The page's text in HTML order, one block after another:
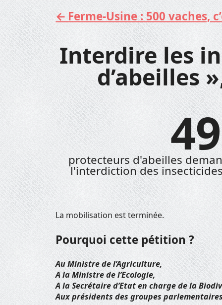
Aller
au
contenu
Ferme-Usine : 500 vaches,
Interdire les
d’abeilles
protecteurs d'abeilles
l'interdiction des
La mobilisation est terminée.
Pourquoi cette pétition ?
Au Ministre de l’Agriculture,
A la Ministre de l’Ecologie,
A la Secrétaire d’Etat en charge de la
Aux présidents des groupes